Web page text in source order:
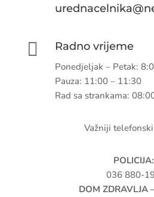
 Radno vrijeme
Ponedjeljak – Petak:
Pauza: 11:00 – 11:30
Rad sa strankama:
Važniji
POLICIJA:
036 880-
DOM ZDRAVLJA